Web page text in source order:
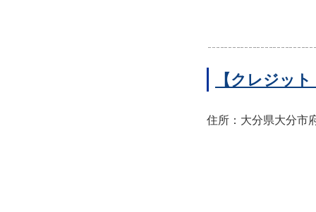
【クレジッ
住所：大分県大分市